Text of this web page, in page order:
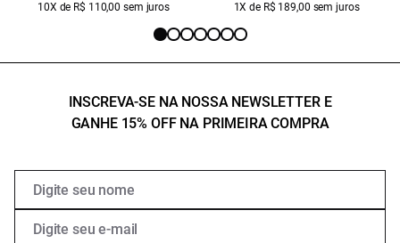
10X de R$ 110,00 sem juros 1X de R$ 189,00 sem juros
INSCREVA-SE NA NOSSA NEWSLETTER E
GANHE 15% OFF NA PRIMEIRA COMPRA